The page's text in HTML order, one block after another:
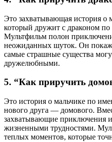
Это захватывающая история о
который дружит с драконом
Мультфильм полон
неожиданных шуток. Он
самые страшные существа
дружелюбными.
5. “Как приручить
Это история о мальчике по
нового друга — домового.
захватывающие приключения и
жизненными трудностями.
теплых моментов, которые